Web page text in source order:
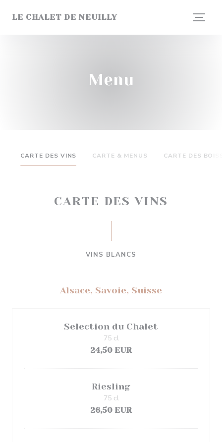
LE CHALET DE NEUILLY
Menu
CARTE DES VINS CARTE & MENUS CARTE DES
CARTE DES VINS
VINS BLANCS
Alsace, Savoie, Suisse
Selection du Chalet
24,50 EUR
75 cl
Riesling
26,50 EUR
75 cl